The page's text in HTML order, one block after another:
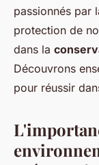
passionnés par
protection de
dans la
Découvrons
pour réussir